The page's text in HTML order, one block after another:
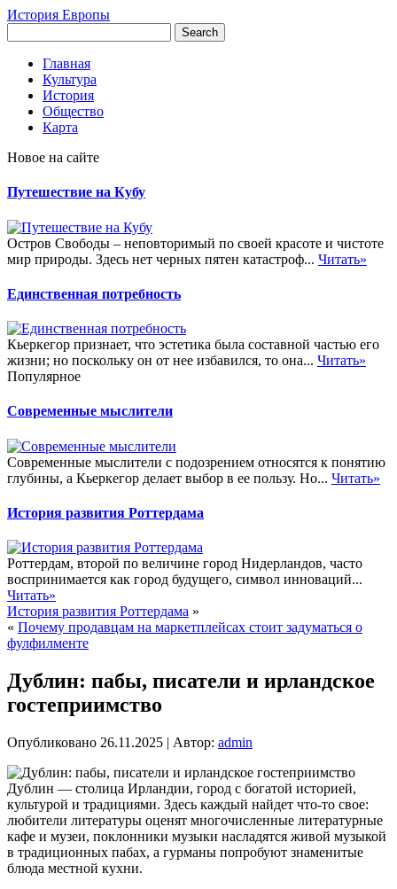
История Европы
Главная
Культура
История
Общество
Карта
Новое на сайте
Путешествие на Кубу
Остров Свободы – неповторимый по своей красоте и чистоте
мир природы. Здесь нет черных пятен катастроф... Читать»
Единственная потребность
Кьеркегор признает, что эстетика была составной частью его
жизни; но поскольку он от нее избавился, то она... Читать»
Популярное
Современные мыслители
Современные мыслители с подозрением относятся к понятию
глубины, а Кьеркегор делает выбор в ее пользу. Но... Читать»
История развития Роттердама
Роттердам, второй по величине город Нидерландов, часто
воспринимается как город будущего, символ инноваций...
Читать»
История развития Роттердама »
« Почему продавцам на маркетплейсах стоит задуматься о
фулфилменте
Дублин: пабы, писатели и ирландское
гостеприимство
Опубликовано 26.11.2025 | Автор: admin
Дублин — столица Ирландии, город с богатой историей,
культурой и традициями. Здесь каждый найдет что-то свое:
любители литературы оценят многочисленные литературные
кафе и музеи, поклонники музыки насладятся живой музыкой
в традиционных пабах, а гурманы попробуют знаменитые
блюда местной кухни.